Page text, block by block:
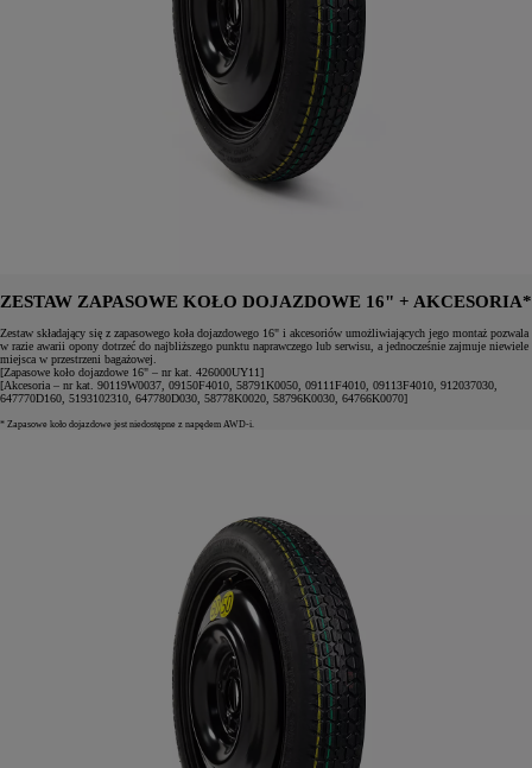
ZESTAW ZAPASOWE KOŁO DOJAZDOWE 16" + AKCESORIA*
Zestaw składający się z zapasowego koła dojazdowego 16" i akcesoriów umożliwiających jego montaż pozwala
w razie awarii opony dotrzeć do najbliższego punktu naprawczego lub serwisu, a jednocześnie zajmuje niewiele
miejsca w przestrzeni bagażowej.
[Zapasowe koło dojazdowe 16" – nr kat. 426000UY11]
[Akcesoria – nr kat. 90119W0037, 09150F4010, 58791K0050, 09111F4010, 09113F4010, 912037030,
647770D160, 5193102310, 647780D030, 58778K0020, 58796K0030, 64766K0070]
* Zapasowe koło dojazdowe jest niedostępne z napędem AWD-i.